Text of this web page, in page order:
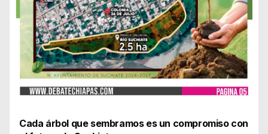
Cada árbol que sembramos es un compromiso con